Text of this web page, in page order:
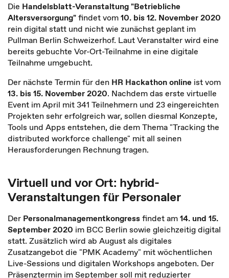
Die Handelsblatt-Veranstaltung "Betriebliche
Altersversorgung"findet vom10. bis 12. November 2020
rein digital statt und nicht wie zunächst geplant im
Pullman Berlin Schweizerhof. Laut Veranstalter wird eine
bereits gebuchte Vor-Ort-Teilnahme in eine digitale
Teilnahme umgebucht.
Der nächste Termin für den HR Hackathon online ist vom
13. bis 15. November 2020. Nachdem das erste virtuelle
Event im April mit 341 Teilnehmern und 23 eingereichten
Projekten sehr erfolgreich war, sollen diesmal Konzepte,
Tools und Apps entstehen, die dem Thema "Tracking the
distributed workforce challenge" mit all seinen
Herausforderungen Rechnung tragen.
Virtuell und vor Ort: hybrid-
Veranstaltungen für Personaler
Der Personalmanagementkongressfindet am14. und 15.
September 2020 im BCC Berlin sowie gleichzeitig digital
statt. Zusätzlich wird ab August als digitales
Zusatzangebot die "PMK Academy" mit wöchentlichen
Live-Sessions und digitalen Workshops angeboten. Der
Präsenztermin im September soll mit reduzierter